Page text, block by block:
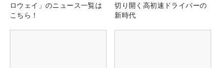
ロウェイ」のニュース一覧は
こちら！
切り開く高初速ドライバーの
新時代